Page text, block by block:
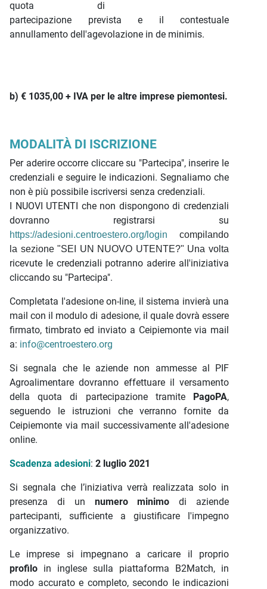
quota di
partecipazione prevista e il contestuale
annullamento dell'agevolazione in de minimis.
b) € 1035,00 + IVA per le altre imprese piemontesi.
MODALITÀ DI ISCRIZIONE
Per aderire occorre cliccare su "Partecipa", inserire le
credenziali e seguire le indicazioni. Segnaliamo che
non è più possibile iscriversi senza credenziali.
I NUOVI UTENTI che non dispongono di credenziali
dovranno registrarsi su
https://adesioni.centroestero.org/login compilando
la sezione "SEI UN NUOVO UTENTE?" Una volta
ricevute le credenziali potranno aderire all'iniziativa
cliccando su "Partecipa".
Completata l'adesione on-line, il sistema invierà una
mail con il modulo di adesione, il quale dovrà essere
firmato, timbrato ed inviato a Ceipiemonte via mail
a: info@centroestero.org
Si segnala che le aziende non ammesse al PIF
Agroalimentare dovranno effettuare il versamento
della quota di partecipazione tramite PagoPA,
seguendo le istruzioni che verranno fornite da
Ceipiemonte via mail successivamente all'adesione
online.
Scadenza adesioni: 2 luglio 2021
Si segnala che l’iniziativa verrà realizzata solo in
presenza di un numero minimo di aziende
partecipanti, sufficiente a giustificare l'impegno
organizzativo.
Le imprese si impegnano a caricare il proprio
profilo in inglese sulla piattaforma B2Match, in
modo accurato e completo, secondo le indicazioni